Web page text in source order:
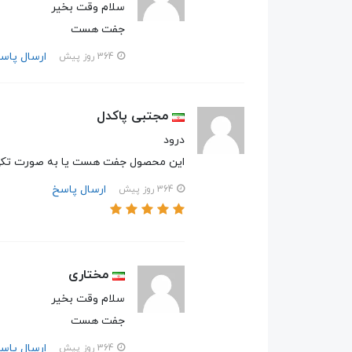
سلام وقت بخیر
جفت هست
ارسال
مجتبی پاکدل
درود
این محصول جفت هست یا به صورت
ارسال پاسخ
مختاری
سلام وقت بخیر
جفت هست
ارسال